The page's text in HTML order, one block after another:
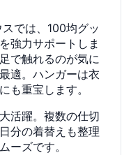
では、100均グッ
強力サポートしま
で触れるのが気に
適。ハンガーは衣
も重宝します。
活躍。複数の仕切
分の着替えも整理
ーズです。